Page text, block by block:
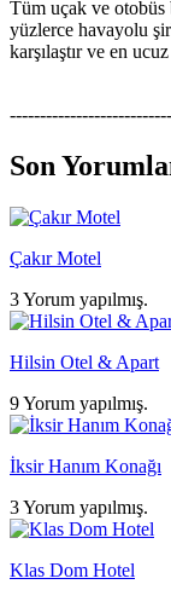
Tüm uçak ve otobüs
yüzlerce havayolu
karşılaştır ve en
Son
Çakır Motel
3 Yorum yapılmış.
Hilsin Otel & Apart
9 Yorum yapılmış.
İksir Hanım Konağı
3 Yorum yapılmış.
Klas Dom Hotel